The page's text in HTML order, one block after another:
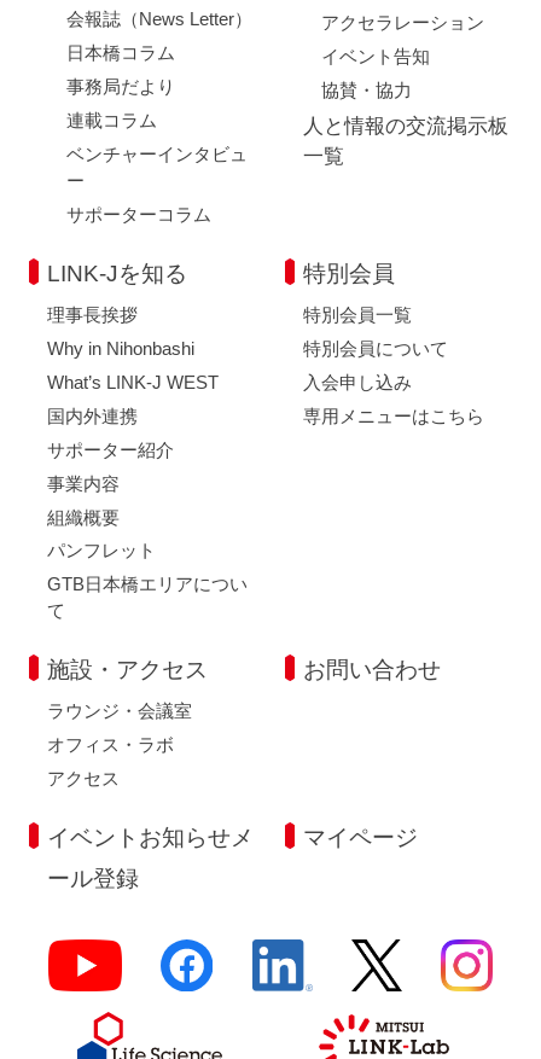
会報誌（News Letter）
日本橋コラム
事務局だより
連載コラム
ベンチャーインタビュ
ー
サポーターコラム
アクセラレーション
イベント告知
協賛・協力
人と情報の交流掲示板
一覧
LINK-Jを知る
理事長挨拶
Why in Nihonbashi
What’s LINK-J WEST
国内外連携
サポーター紹介
事業内容
組織概要
パンフレット
GTB日本橋エリアについ
て
特別会員
特別会員一覧
特別会員について
入会申し込み
専用メニューはこちら
施設・アクセス
ラウンジ・会議室
オフィス・ラボ
アクセス
お問い合わせ
イベントお知らせメ
ール登録
マイページ